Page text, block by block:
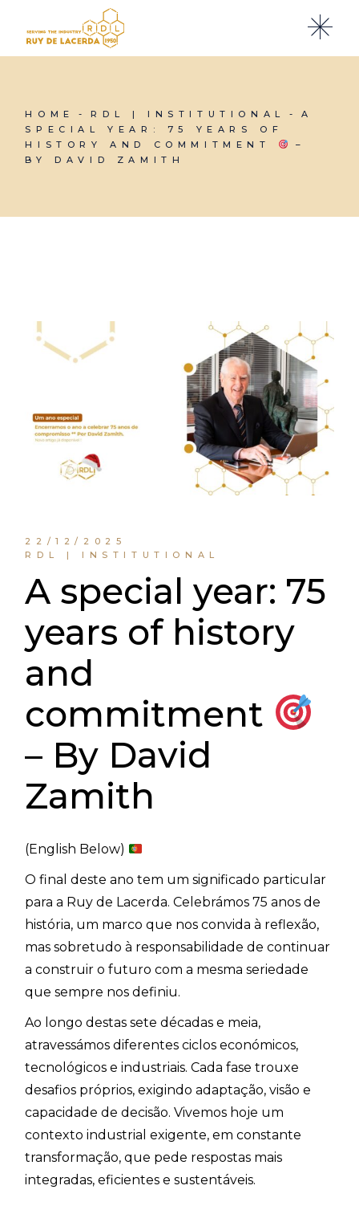
HOME RDL | INSTITUTIONAL
A
SPECIAL YEAR: 75 YEARS OF
HISTORY AND COMMITMENT
–
BY DAVID ZAMITH
22/12/2025
RDL | INSTITUTIONAL
A special year: 75
years of history
and
commitment
– By David
Zamith
(English Below)
O final deste ano tem um significado particular
para a Ruy de Lacerda. Celebrámos 75 anos de
história, um marco que nos convida à reflexão,
mas sobretudo à responsabilidade de continuar
a construir o futuro com a mesma seriedade
que sempre nos definiu.
Ao longo destas sete décadas e meia,
atravessámos diferentes ciclos económicos,
tecnológicos e industriais. Cada fase trouxe
desafios próprios, exigindo adaptação, visão e
capacidade de decisão. Vivemos hoje um
contexto industrial exigente, em constante
transformação, que pede respostas mais
integradas, eficientes e sustentáveis.